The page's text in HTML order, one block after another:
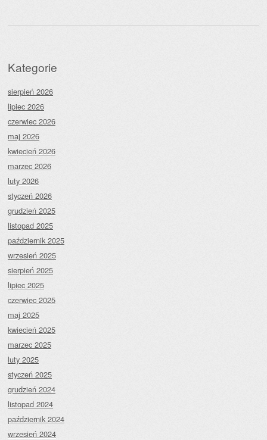
Kategorie
sierpień 2026
lipiec 2026
czerwiec 2026
maj 2026
kwiecień 2026
marzec 2026
luty 2026
styczeń 2026
grudzień 2025
listopad 2025
październik 2025
wrzesień 2025
sierpień 2025
lipiec 2025
czerwiec 2025
maj 2025
kwiecień 2025
marzec 2025
luty 2025
styczeń 2025
grudzień 2024
listopad 2024
październik 2024
wrzesień 2024